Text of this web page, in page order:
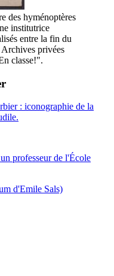
des hyménoptères
institutrice
entre la fin du
privées
classe!".
: iconographie de la
professeur de l'École
d'Emile Sals)